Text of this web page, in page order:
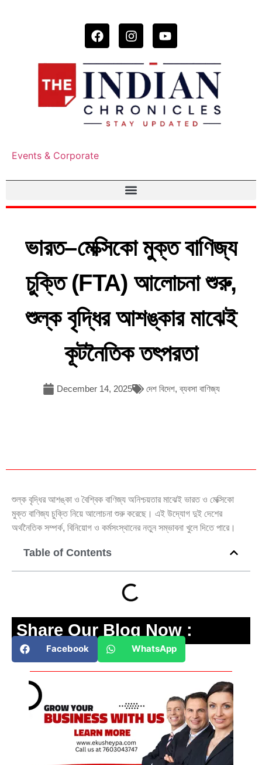
Events & Corporate
ভারত–মেক্সিকো মুক্ত বাণিজ্য
চুক্তি (FTA) আলোচনা শুরু,
শুল্ক বৃদ্ধির আশঙ্কার মাঝেই
কূটনৈতিক তৎপরতা
December 14, 2025 দেশ বিদেশ,ব্যবসা বাণিজ্য
শুল্ক বৃদ্ধির আশঙ্কা ও বৈশ্বিক বাণিজ্য অনিশ্চয়তার মাঝেই ভারত ও মেক্সিকো
মুক্ত বাণিজ্য চুক্তি নিয়ে আলোচনা শুরু করেছে। এই উদ্যোগ দুই দেশের
অর্থনৈতিক সম্পর্ক, বিনিয়োগ ও কর্মসংস্থানের নতুন সম্ভাবনা খুলে দিতে পারে।
Table of Contents
Share Our Blog Now :
Facebook WhatsApp